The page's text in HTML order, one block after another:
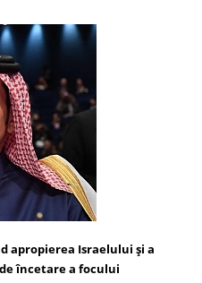
apropierea Israelului și a
încetare a focului